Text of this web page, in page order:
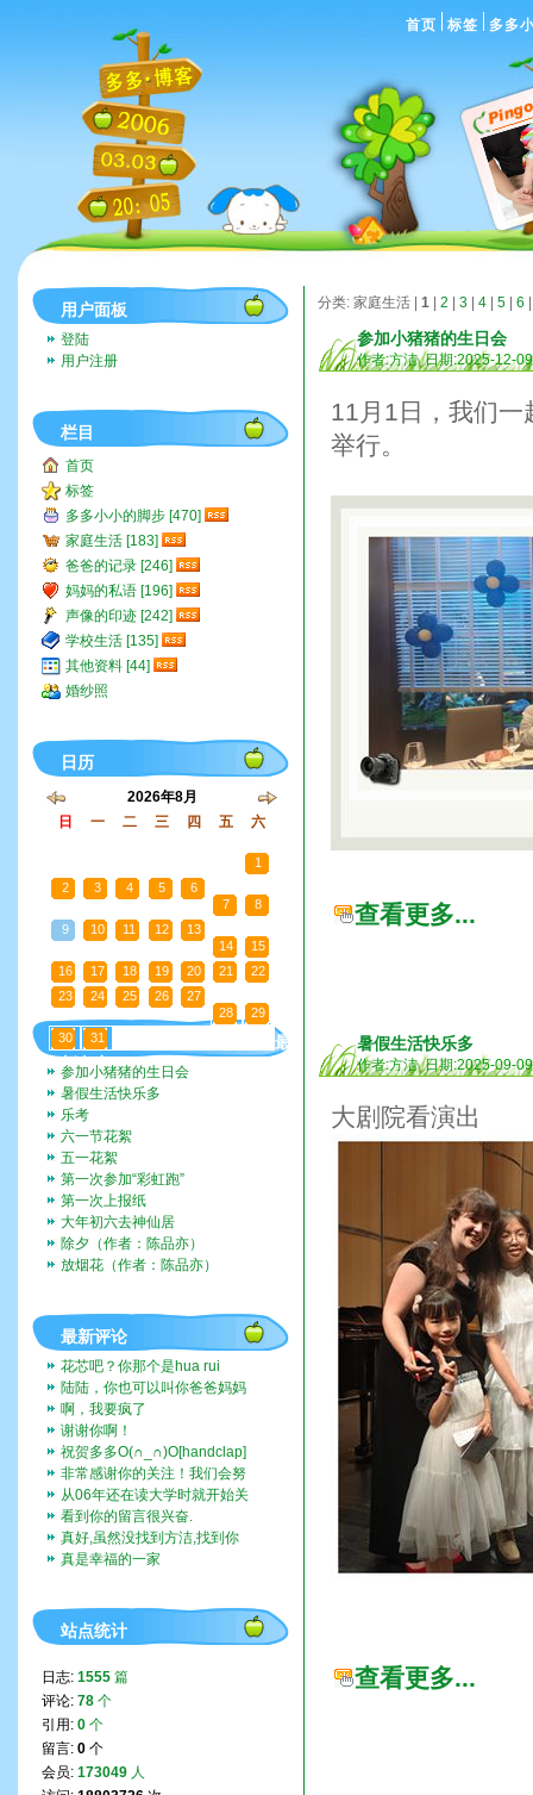
首页 标签 多多
分类: 家庭生活 | 1 |2 |3 |4 |5 |6
参加小猪猪的生日会
作者:方洁 日期:2025-12-09
11月1日，我们一
举行。
查看更多...
暑假生活快乐多
作者:方洁 日期:2025-09-09
大剧院看演出
查看更多...
用户面板
登陆
用户注册
栏目
首页
标签
多多小小的脚步 [470]
家庭生活 [183]
爸爸的记录 [246]
妈妈的私语 [196]
声像的印迹 [242]
学校生活 [135]
其他资料 [44]
婚纱照
日历
2026年8月
日
一 二 三 四 五 六
1
2
3 4 5
6
7
8
9
10 11 12
13
14
15
16
17 18 19 20 21
22
23
24 25 26
27
28
29
30
31
最
新文章
参加小猪猪的生日会
暑假生活快乐多
乐考
六一节花絮
五一花絮
第一次参加“彩虹跑”
第一次上报纸
大年初六去神仙居
除夕（作者：陈品亦）
放烟花（作者：陈品亦）
最新评论
花芯吧？你那个是hua rui
陆陆，你也可以叫你爸爸妈妈
带你去啊。挺好玩的。
啊，我要疯了
谢谢你啊！
祝贺多多O(∩_∩)O[handclap]
[flo...
非常感谢你的关注！我们会努
力一直记录下去的。我们也...
从06年还在读大学时就开始关
注这个博客，而现在我也...
看到你的留言很兴奋.
真好,虽然没找到方洁,找到你
们全家福,让人挺兴奋的...
真是幸福的一家
站点统计
日志: 1555 篇
评论: 78 个
引用: 0 个
留言: 0 个
会员: 173049 人